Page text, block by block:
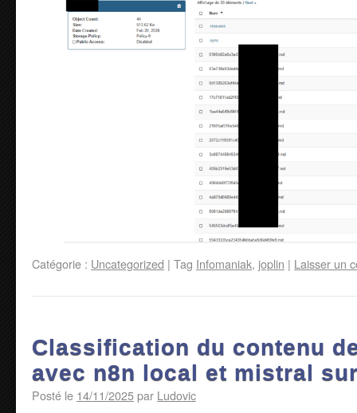
Catégorie : Uncategorized | Tag Infomaniak, joplin | Laisser un
Classification du contenu
avec n8n local et mistral
Posté le 14/11/2025par Ludovic